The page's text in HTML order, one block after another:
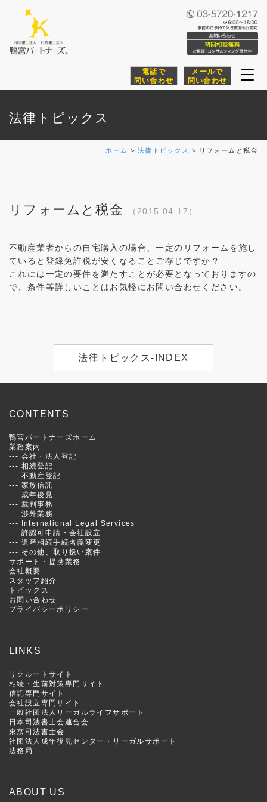
電話で
問い合わせ
メールで
問い合わせ
法律トピックス
ホーム > 法律トピックス > リフォームと税金
リフォームと税金 （2015.04.17）
不動産業者からの自宅購入の場合、一定のリフォームを施し
ていると登録免許税が安くなることご存じですか？
これには一定の要件を満たすことが必要となっておりますの
で、条件等詳しいことはお気軽にお問い合わせください。
法律トピックス-INDEX
CONTENTS
鴨宮パートナーズホーム
業務案内
--- 会社・法人登記
--- 相続登記
--- 不動産登記
--- 家族信託
--- 成年後見
--- 裁判事務
--- 渉外業務
--- International Legal Services
--- 許認可申請・会社設立
--- 遺産相続手続名義変更
--- その他、取り扱い案件
サポート・提携業務
会社概要
スタッフ紹介
トピックス
お問い合わせ
プライバシーポリシー
LINKS
リクルートサイト
相続・生前対策専門サイト
信託専門サイト
会社設立専門サイト
一般社団法人リーガルライフサポート
日本司法書士会連合会
東京司法書士会
社団法人成年後見センター・リーガルサポート
法務局
ABOUT US